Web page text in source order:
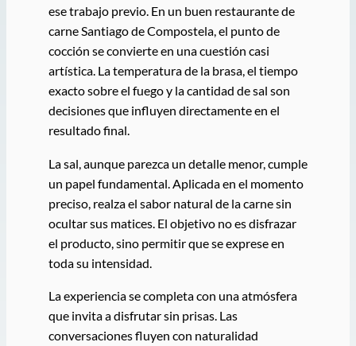
ese trabajo previo. En un buen restaurante de
carne Santiago de Compostela, el punto de
cocción se convierte en una cuestión casi
artística. La temperatura de la brasa, el tiempo
exacto sobre el fuego y la cantidad de sal son
decisiones que influyen directamente en el
resultado final.
La sal, aunque parezca un detalle menor, cumple
un papel fundamental. Aplicada en el momento
preciso, realza el sabor natural de la carne sin
ocultar sus matices. El objetivo no es disfrazar
el producto, sino permitir que se exprese en
toda su intensidad.
La experiencia se completa con una atmósfera
que invita a disfrutar sin prisas. Las
conversaciones fluyen con naturalidad